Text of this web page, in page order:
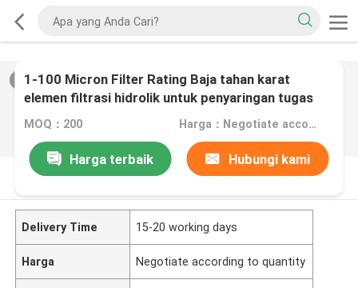
/0
1-100 Micron Filter Rating Baja tahan karat
elemen filtrasi hidrolik untuk penyaringan tugas
berat
MOQ：200 Harga：Negotiate according to quantity
Harga terbaik
Hubungi kami
DESKRIPSI PRODUK
Delivery Time 15-20 working days
Harga Negotiate according to quantity